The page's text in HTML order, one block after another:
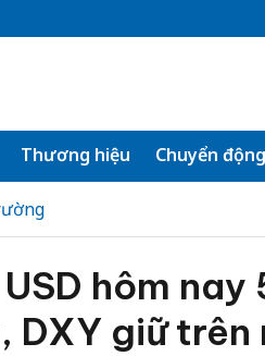
Thương hiệu Chuyển
hôm
DXY giữ trên